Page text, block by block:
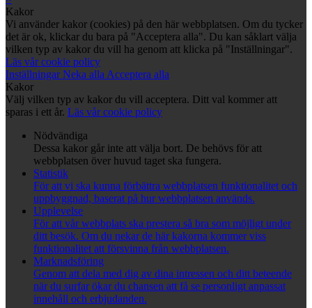
Kakor
Vi använder kakor (cookies) på den här webbplatsen. Om du tycker
det är ok, klickar du bara på "Acceptera alla". Du kan såklart välja
vilken typ av kakor du vill ha genom att klicka på "Inställningar".
Läs vår cookie policy
InställningarNeka allaAcceptera alla
Kakor
Välj vilken typ av kakor du vill acceptera. Ditt val kommer att
sparas i ett år. Läs vår cookie policy
Nödvändiga
Dessa kakor går inte att välja bort. De behövs för att
webbplatsen över huvud taget ska fungera.
Statistik
För att vi ska kunna förbättra webbplatsen funktionalitet och
uppbyggnad, baserat på hur webbplatsen används.
Upplevelse
För att vår webbplats ska prestera så bra som möjligt under
ditt besök. Om du nekar de här kakorna kommer viss
funktionalitet att försvinna från webbplatsen.
Marknadsföring
Genom att dela med dig av dina intressen och ditt beteende
när du surfar ökar du chansen att få se personligt anpassat
innehåll och erbjudanden.